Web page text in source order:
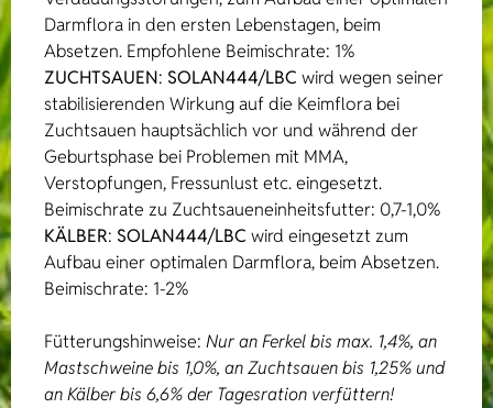
Darmflora in den ersten Lebenstagen, beim
Absetzen. Empfohlene Beimischrate: 1%
ZUCHTSAUEN: SOLAN444/LBC wird wegen seiner
stabilisierenden Wirkung auf die Keimflora bei
Zuchtsauen hauptsächlich vor und während der
Geburtsphase bei Problemen mit MMA,
Verstopfungen, Fressunlust etc. eingesetzt.
Beimischrate zu Zuchtsaueneinheitsfutter: 0,7-1,0%
KÄLBER: SOLAN444/LBC wird eingesetzt zum
Aufbau einer optimalen Darmflora, beim Absetzen.
Beimischrate: 1-2%
Fütterungshinweise: Nur an Ferkel bis max. 1,4%, an
Mastschweine bis 1,0%, an Zuchtsauen bis 1,25% und
an Kälber bis 6,6% der Tagesration verfüttern!